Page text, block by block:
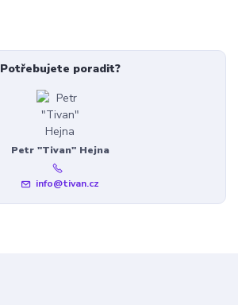
Potřebujete poradit?
Petr "Tivan" Hejna
info@tivan.cz